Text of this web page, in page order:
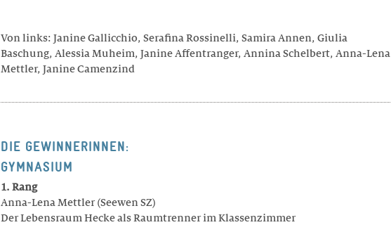
Von links: Janine Gallicchio, Serafina Rossinelli, Samira Annen, Giulia
Baschung, Alessia Muheim, Janine Affentranger, Annina Schelbert, Anna-Lena
Mettler, Janine Camenzind
DIE GEWINNERINNEN:
GYMNASIUM
1. Rang
Anna-Lena Mettler (Seewen SZ)
Der Lebensraum Hecke als Raumtrenner im Klassenzimmer